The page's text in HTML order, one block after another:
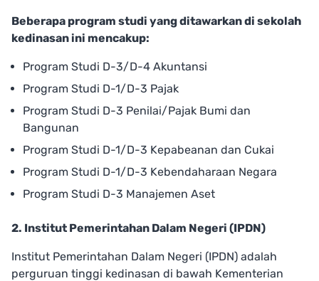
Beberapa program studi yang ditawarkan di sekolah
kedinasan ini mencakup:
Program Studi D-3/D-4 Akuntansi
Program Studi D-1/D-3 Pajak
Program Studi D-3 Penilai/Pajak Bumi dan
Bangunan
Program Studi D-1/D-3 Kepabeanan dan Cukai
Program Studi D-1/D-3 Kebendaharaan Negara
Program Studi D-3 Manajemen Aset
2. Institut Pemerintahan Dalam Negeri (IPDN)
Institut Pemerintahan Dalam Negeri (IPDN) adalah
perguruan tinggi kedinasan di bawah Kementerian